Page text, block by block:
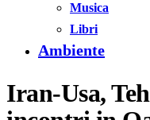
Musica
Libri
Ambiente
Iran-Usa,